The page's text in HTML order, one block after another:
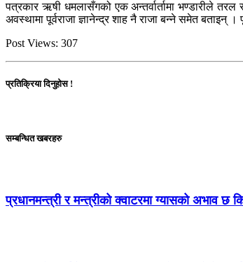
पत्रकार ऋषी धमलासँगको एक अन्तर्वार्तामा भण्डारीले
अवस्थामा पूर्वराजा ज्ञानेन्द्र शाह नै राजा बन्ने समेत बताइन् ।
Post Views: 307
प्रतिक्रिया दिनुहोस !
सम्बन्धित खबरहरु
प्रधानमन्त्री र मन्त्रीको क्वाटरमा ग्यासको अभाव छ